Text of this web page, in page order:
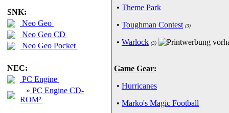
SNK:
Neo Geo
Neo Geo CD
Neo Geo Pocket
NEC:
PC Engine
» PC Engine CD-
ROM²
• Theme Park
• Toughman Contest (3)
• Warlock (3)
Game Gear:
• Hurricanes
• Marko's Magic Football